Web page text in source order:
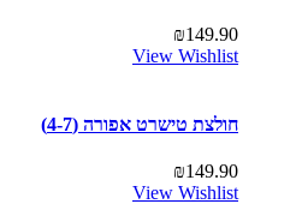
₪149.90
View Wishlist
חולצת טישרט אפורה (4-7)
₪149.90
View Wishlist